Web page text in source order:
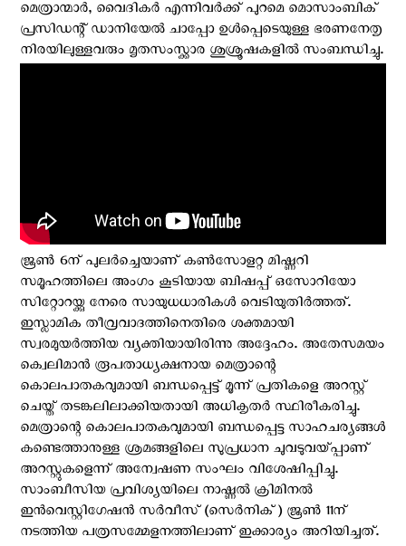
മെത്രാന്മാര്‍, വൈദികര്‍ എന്നിവര്‍ക്ക് പുറമെ മൊസാംബിക്
പ്രസിഡന്റ് ഡാനിയേൽ ചാപ്പോ ഉള്‍പ്പെടെയുള്ള ഭരണനേതൃ
നിരയിലുള്ളവരും മൃതസംസ്ക്കാര ശുശ്രൂഷകളില്‍ സംബന്ധിച്ചു.
ജൂൺ 6ന് പുലർച്ചെയാണ് കൺസോളറ്റ മിഷ്ണറി
സമൂഹത്തിലെ അംഗം കൂടിയായ ബിഷപ്പ് ഒസോറിയോ
സിറ്റോറയ്ക്കു നേരെ സായുധധാരികള്‍ വെടിയുതിര്‍ത്തത്.
ഇസ്ലാമിക തീവ്രവാദത്തിനെതിരെ ശക്തമായി
സ്വരമുയർത്തിയ വ്യക്തിയായിരിന്നു അദ്ദേഹം. അതേസമയം
ക്വെലിമാൻ രൂപതാധ്യക്ഷനായ മെത്രാന്റെ
കൊലപാതകവുമായി ബന്ധപ്പെട്ട് മൂന്ന് പ്രതികളെ അറസ്റ്റ്
ചെയ്ത് തടങ്കലിലാക്കിയതായി അധികൃതർ സ്ഥിരീകരിച്ചു.
മെത്രാന്റെ കൊലപാതകവുമായി ബന്ധപ്പെട്ട സാഹചര്യങ്ങൾ
കണ്ടെത്താനുള്ള ശ്രമങ്ങളിലെ സുപ്രധാന ചുവടുവയ്പ്പാണ്
അറസ്റ്റുകളെന്ന് അന്വേഷണ സംഘം വിശേഷിപ്പിച്ചു.
സാംബീസിയ പ്രവിശ്യയിലെ നാഷ്ണൽ ക്രിമിനൽ
ഇൻവെസ്റ്റിഗേഷൻ സർവീസ് (സെർനിക്) ജൂൺ 11ന്
നടത്തിയ പത്രസമ്മേളനത്തിലാണ് ഇക്കാര്യം അറിയിച്ചത്.